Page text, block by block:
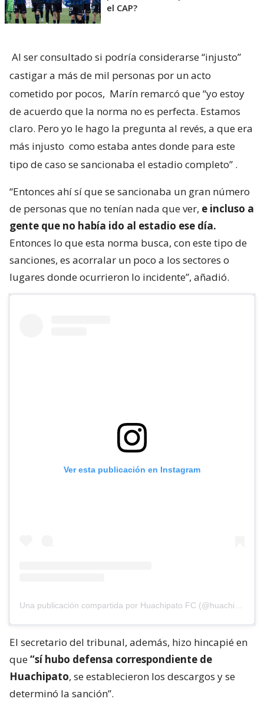
el CAP?
Al ser consultado si podría considerarse “injusto”
castigar a más de mil personas por un acto
cometido por pocos, Marín remarcó que “yo estoy
de acuerdo que la norma no es perfecta. Estamos
claro. Pero yo le hago la pregunta al revés, a que era
más injusto como estaba antes donde para este
tipo de caso se sancionaba el estadio completo” .
“Entonces ahí sí que se sancionaba un gran número
de personas que no tenían nada que ver, e incluso a
gente que no había ido al estadio ese día.
Entonces lo que esta norma busca, con este tipo de
sanciones, es acorralar un poco a los sectores o
lugares donde ocurrieron lo incidente”, añadió.
Ver esta publicación en Instagram
El secretario del tribunal, además, hizo hincapié en
que“sí hubo defensa correspondiente de
Huachipato, se establecieron los descargos y se
determinó la sanción”.